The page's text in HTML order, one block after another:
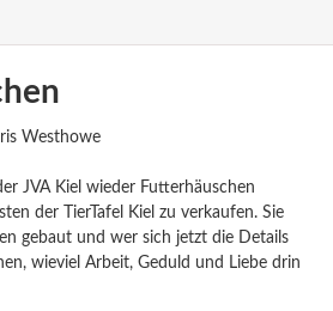
Westhowe
JVA Kiel wieder Futterhäuschen
der TierTafel Kiel zu verkaufen. Sie
gebaut und wer sich jetzt die Details
wieviel Arbeit, Geduld und Liebe drin